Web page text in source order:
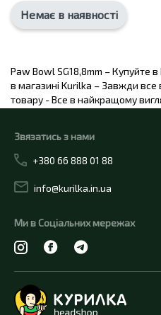
Немає в наявності
Paw Bowl SG18,8mm – Купуйте
в магазині Kurilka – Завжди все
товару - Все в найкращому
Звязатись з нами
+380 66 888 01 88
info@kurilka.in.ua
Ми в Соціальних мережах